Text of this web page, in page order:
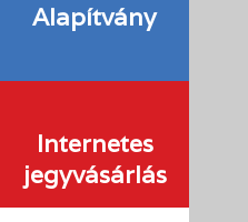
Alapítvány
Internetes
jegyvásárlás